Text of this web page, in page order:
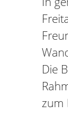
Die
zum